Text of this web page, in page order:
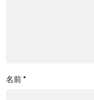
名前*